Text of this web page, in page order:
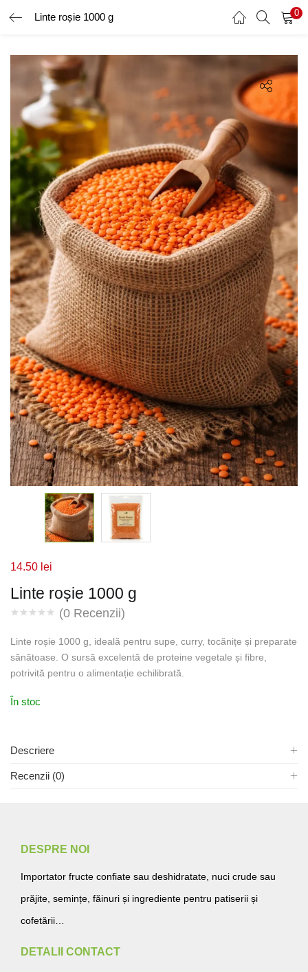
Linte roșie 1000 g 0
AUTENTIFICARE ÎNREGISTRARE
Introduceți numele de utilizator și parola pentru a vă autentifica.
Amintește-ți de mine
Ai uitat parola?
Linte roșie 1000 g
(0 Recenzii)
14.50 lei
Linte roșie 1000 g, ideală pentru supe, curry, tocănițe și preparate
sănătoase. O sursă excelentă de proteine vegetale și fibre,
potrivită pentru o alimentație echilibrată.
În stoc
Descriere
Recenzii (0)
DESPRE NOI
Importator fructe confiate sau deshidratate, nuci crude sau
prăjite, semințe, făinuri și ingrediente pentru patiserii și
cofetării…
DETALII CONTACT